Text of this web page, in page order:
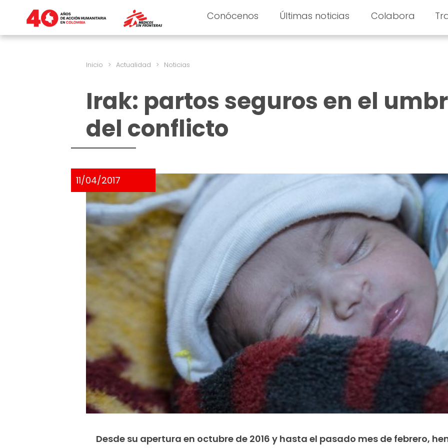
Conócenos Últimas noticias Colabora
Inicio > Actualidad > Noticias
Irak: partos seguros en el
del conflicto
11/04/2017
Desde su apertura en octubre de 2016 y hasta el pasado mes de febrero,